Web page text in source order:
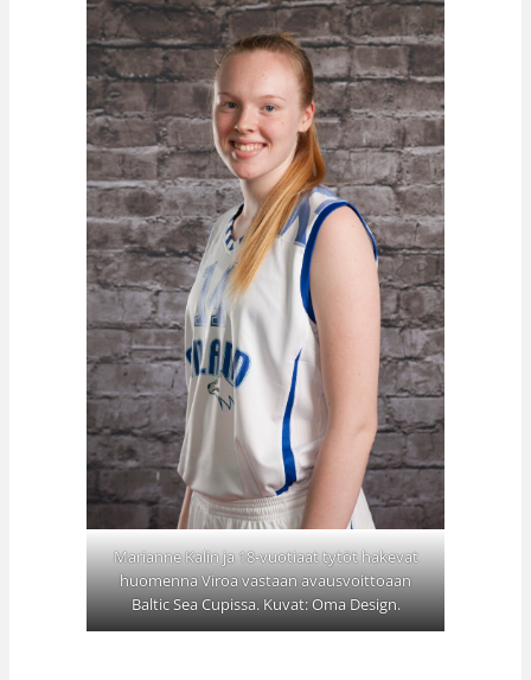
Marianne Kalin ja 18-vuotiaat tytöt hakevat
huomenna Viroa vastaan avausvoittoaan
Baltic Sea Cupissa. Kuvat: Oma Design.